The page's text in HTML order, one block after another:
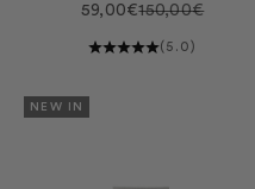
Prix de vente
59,00€Prix normal
150,00€
(5.0)
NEW IN